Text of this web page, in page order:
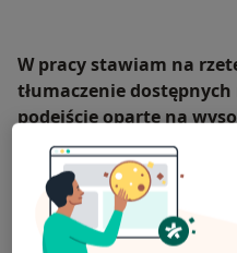
W pracy stawiam na
tłumaczenie
podejście oparte na
bezpieczeństwa.
indywidualnie,
jego stanu i potrzeb.
więcej O mnie